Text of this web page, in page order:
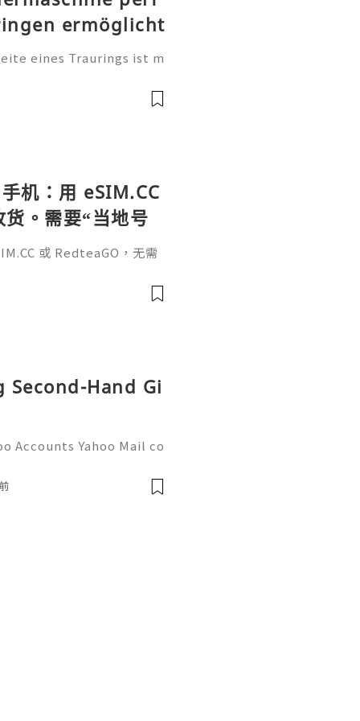
ermöglicht
eines Traurings ist m
Namen, einen beso
机：用 eSIM.CC
。需要“当地号
卖、客户联
或 RedteaGO，无需
信套餐）。长期多国移动办
，一次收货长期使用，
Hand Gi
Accounts Yahoo Mail co
and online a